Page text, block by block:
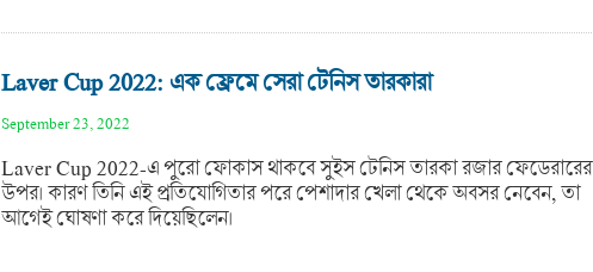
Laver Cup 2022: এক ফ্রেমে সেরা টেনিস তারকারা
September 23, 2022
Laver Cup 2022-এ পুরো ফোকাস থাকবে সুইস টেনিস তারকা রজার ফেডেরারের
উপর। কারণ তিনি এই প্রতিযোগিতার পরে পেশাদার খেলা থেকে অবসর নেবেন, তা
আগেই ঘোষণা করে দিয়েছিলেন।